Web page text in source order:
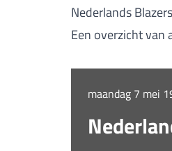
Nederlands
Een overzicht van
maandag 7 mei